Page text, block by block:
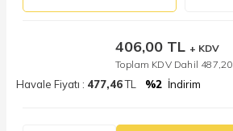
406,00TL + KDV
Toplam KDV Dahil 487,20
Havale Fiyatı : 477,46TL %2 İndirim